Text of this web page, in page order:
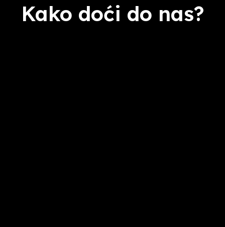
Kako doći do nas?